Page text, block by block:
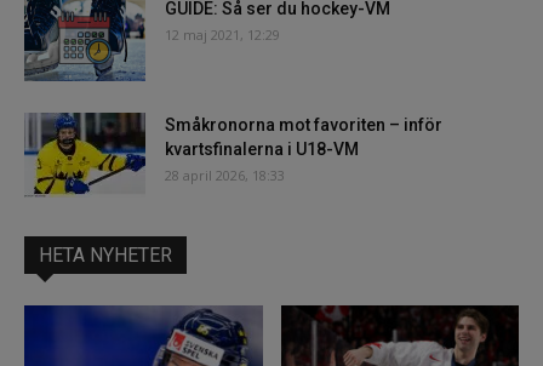
GUIDE: Så ser du hockey-VM
12 maj 2021, 12:29
Småkronorna mot favoriten – inför
kvartsfinalerna i U18-VM
28 april 2026, 18:33
HETA NYHETER